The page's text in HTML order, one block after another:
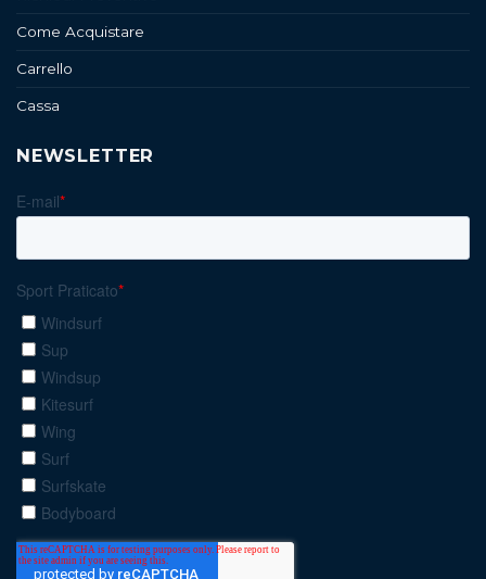
Come Acquistare
Carrello
Cassa
NEWSLETTER